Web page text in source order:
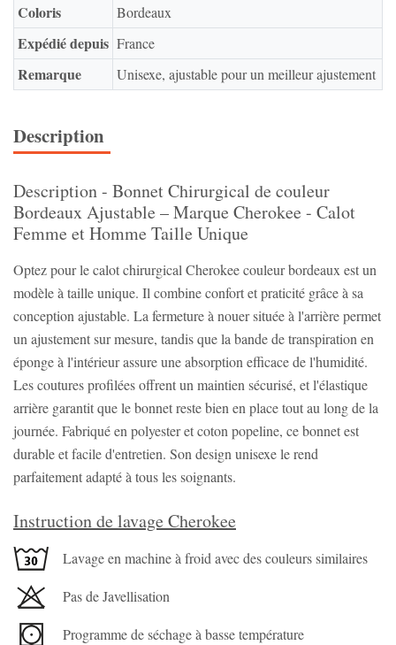
Coloris Bordeaux
Expédié depuis France
Remarque Unisexe, ajustable pour un meilleur ajustement
Description
Description - Bonnet Chirurgical de couleur
Bordeaux Ajustable – Marque Cherokee - Calot
Femme et Homme Taille Unique
Optez pour le calot chirurgical Cherokee couleur bordeaux est un
modèle à taille unique. Il combine confort et praticité grâce à sa
conception ajustable. La fermeture à nouer située à l'arrière permet
un ajustement sur mesure, tandis que la bande de transpiration en
éponge à l'intérieur assure une absorption efficace de l'humidité.
Les coutures profilées offrent un maintien sécurisé, et l'élastique
arrière garantit que le bonnet reste bien en place tout au long de la
journée. Fabriqué en polyester et coton popeline, ce bonnet est
durable et facile d'entretien. Son design unisexe le rend
parfaitement adapté à tous les soignants.
Instruction de lavage Cherokee
Lavage en machine à froid avec des couleurs similaires
Pas de Javellisation
Programme de séchage à basse température